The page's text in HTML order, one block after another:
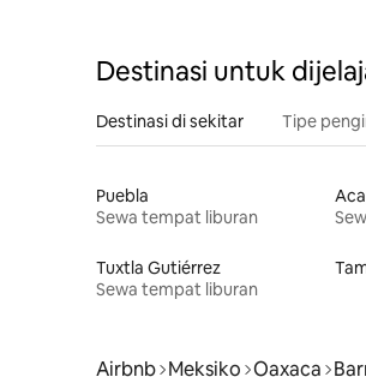
Destinasi untuk
Destinasi di sekitar Tipe
Puebla
Sewa tempat liburan
Tuxtla Gutiérrez
Sewa tempat liburan
Airbnb Meksiko Oaxaca